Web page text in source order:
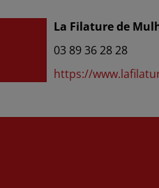
La Filature de
03 89 36 28 28
https://